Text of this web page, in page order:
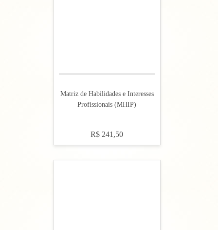
Matriz de Habilidades e Interesses
Profissionais (MHIP)
R$ 241,50